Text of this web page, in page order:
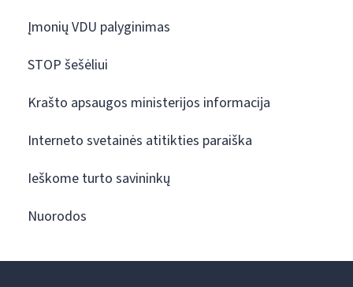
Įmonių VDU palyginimas
STOP šešėliui
Krašto apsaugos ministerijos informacija
Interneto svetainės atitikties paraiška
Ieškome turto savininkų
Nuorodos